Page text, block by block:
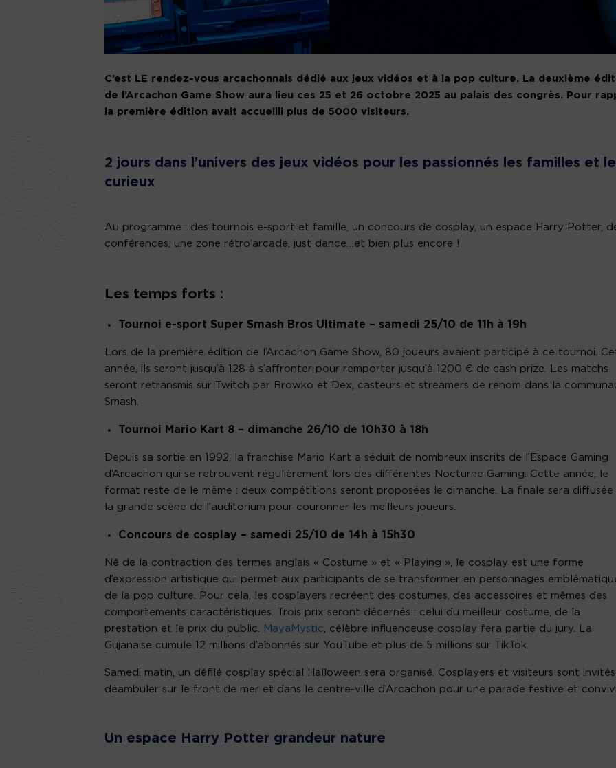
C’est LE rendez-vous arcachonnais dédié aux jeux vidéos et à la pop culture. La deuxième
de l’Arcachon Game Show aura lieu ces 25 et 26 octobre 2025 au palais des congrès. Pour
la première édition avait accueilli plus de 5000 visiteurs.
2 jours dans l’univers des jeux vidéos pour les passionnés les familles et
curieux
Au programme : des tournois e-sport et famille, un concours de cosplay, un espace Harry Potter,
conférences, une zone rétro’arcade, just dance…et bien plus encore !
Les temps forts :
Tournoi e-sport Super Smash Bros Ultimate – samedi 25/10 de 11h à 19h
Lors de la première édition de l’Arcachon Game Show, 80 joueurs avaient participé à ce tournoi.
année, ils seront jusqu’à 128 à s’affronter pour remporter jusqu’à 1200 € de cash prize. Les matchs
seront retransmis sur Twitch par Browko et Dex, casteurs et streamers de renom dans la
Smash.
Tournoi Mario Kart 8 – dimanche 26/10 de 10h30 à 18h
Depuis sa sortie en 1992, la franchise Mario Kart a séduit de nombreux inscrits de l’Espace Gaming
d’Arcachon qui se retrouvent régulièrement lors des différentes Nocturne Gaming. Cette année, le
format reste de le même : deux compétitions seront proposées le dimanche. La finale sera diffusée
la grande scène de l’auditorium pour couronner les meilleurs joueurs.
Concours de cosplay – samedi 25/10 de 14h à 15h30
Né de la contraction des termes anglais « Costume » et « Playing », le cosplay est une forme
d’expression artistique qui permet aux participants de se transformer en personnages
de la pop culture. Pour cela, les cosplayers recréent des costumes, des accessoires et mêmes des
comportements caractéristiques. Trois prix seront décernés : celui du meilleur costume, de la
prestation et le prix du public. MayaMystic, célèbre influenceuse cosplay fera partie du jury. La
Gujanaise cumule 12 millions d’abonnés sur YouTube et plus de 5 millions sur TikTok.
Samedi matin, un défilé cosplay spécial Halloween sera organisé. Cosplayers et visiteurs sont
déambuler sur le front de mer et dans le centre-ville d’Arcachon pour une parade festive et
Un espace Harry Potter grandeur nature